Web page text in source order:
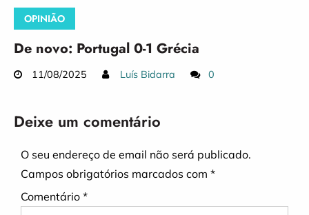
OPINIÃO
De novo: Portugal 0-1 Grécia
11/08/2025 Luís Bidarra 0
Deixe um comentário
O seu endereço de email não será publicado.
Campos obrigatórios marcados com *
Comentário *